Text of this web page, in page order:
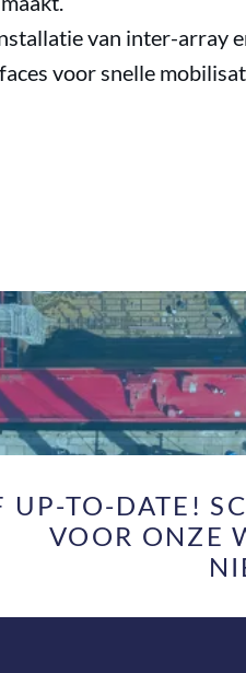
van inter-array
voor snelle
UP-TO-DATE!
VOOR ONZE